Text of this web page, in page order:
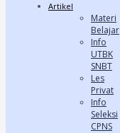
Artikel
Materi
Belajar
Info
UTBK
SNBT
Les
Privat
Info
Seleksi
CPNS